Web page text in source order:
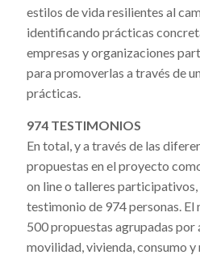
estilos de vida resilientes al
identificando prácticas
empresas y organizaciones
para promoverlas a través de
prácticas.
974 TESTIMONIOS
En total, y a través de las
propuestas en el proyecto
on line o talleres participativos,
testimonio de 974 personas. El
500 propuestas agrupadas
movilidad, vivienda, consumo y